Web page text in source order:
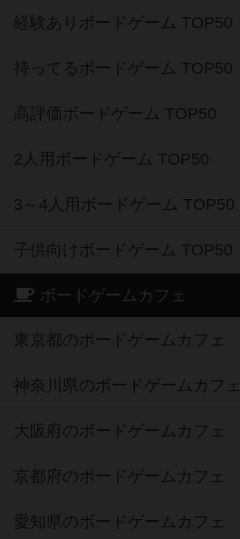
経験ありボードゲーム TOP50
持ってるボードゲーム TOP50
高評価ボードゲーム TOP50
2人用ボードゲーム TOP50
3～4人用ボードゲーム TOP50
子供向けボードゲーム TOP50
ボードゲームカフェ
東京都のボードゲームカフェ
神奈川県のボードゲームカフェ
大阪府のボードゲームカフェ
京都府のボードゲームカフェ
愛知県のボードゲームカフェ